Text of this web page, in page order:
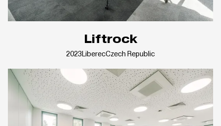
Liftrock
2023LiberecCzech Republic